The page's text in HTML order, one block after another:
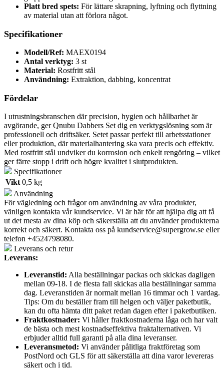
Platt bred spets: För lättare skrapning, lyftning och flyttning
av material utan att förlora något.
Specifikationer
Modell/Ref: MAEX0194
Antal verktyg: 3 st
Material: Rostfritt stål
Användning: Extraktion, dabbing, koncentrat
Fördelar
I utrustningsbranschen där precision, hygien och hållbarhet är
avgörande, ger Qnubu Dabbers Set dig en verktygslösning som är
professionell och driftsäker. Setet passar perfekt till arbetsstationer
eller produktion, där materialhantering ska vara precis och effektiv.
Med rostfritt stål undviker du korrosion och enkelt rengöring – vilket
ger färre stopp i drift och högre kvalitet i slutprodukten.
Specifikationer
Vikt 0,5 kg
Användning
För vägledning och frågor om användning av våra produkter,
vänligen kontakta vår kundservice. Vi är här för att hjälpa dig att få
ut det mesta av dina köp och säkerställa att du använder produkterna
korrekt och säkert. Kontakta oss på kundservice@supergrow.se eller
telefon +4524798080.
Leverans och retur
Leverans:
Leveranstid: Alla beställningar packas och skickas dagligen
mellan 09-18. I de flesta fall skickas alla beställningar samma
dag. Leveranstiden är normalt mellan 16 timmar och 1 vardag.
Tips: Om du beställer fram till helgen och väljer paketbutik,
kan du ofta hämta ditt paket redan dagen efter i paketbutiken.
Fraktkostnader: Vi håller fraktkostnaderna låga och har valt
de bästa och mest kostnadseffektiva fraktalternativen. Vi
erbjuder alltid full garanti på alla dina leveranser.
Leveransmetod: Vi använder pålitliga fraktföretag som
PostNord och GLS för att säkerställa att dina varor levereras
säkert och i tid.